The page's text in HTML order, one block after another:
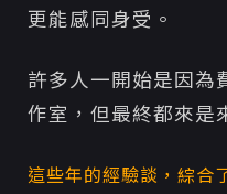
更能感同身受。
許多人一開始是因為
作室，但最終都來是
這些年的經驗談，綜合